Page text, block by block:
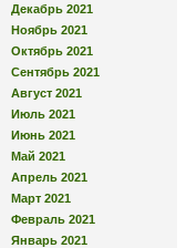
Декабрь 2021
Ноябрь 2021
Октябрь 2021
Сентябрь 2021
Август 2021
Июль 2021
Июнь 2021
Май 2021
Апрель 2021
Март 2021
Февраль 2021
Январь 2021